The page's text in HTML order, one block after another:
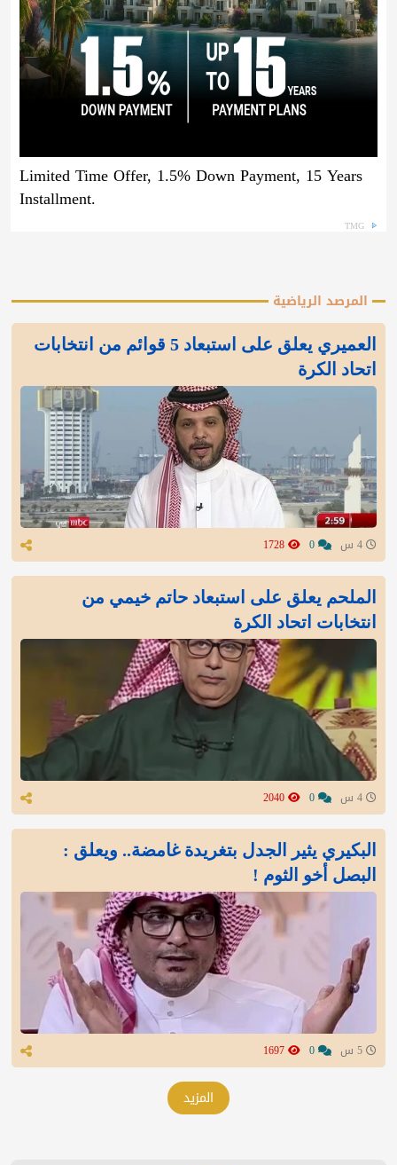
Limited Time Offer, 1.5% Down Payment, 15 Years
Installment.
TMG
المرصد الرياضية
العميري يعلق على استبعاد 5 قوائم من انتخابات
اتحاد الكرة
الملحم يعلق على استبعاد حاتم خيمي من
انتخابات اتحاد الكرة
البكيري يثير الجدل بتغريدة غامضة.. ويعلق :
البصل أخو الثوم !
المزيد